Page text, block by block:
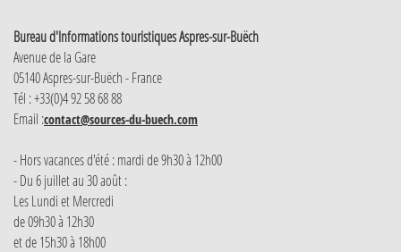
Bureau d'Informations touristiques Aspres-sur-Buëch
Avenue de la Gare
05140 Aspres-sur-Buëch - France
Tél : +33(0)4 92 58 68 88
Email :contact@sources-du-buech.com
- Hors vacances d'été : mardi de 9h30 à 12h00
- Du 6 juillet au 30 août :
Les Lundi et Mercredi
de 09h30 à 12h30
et de 15h30 à 18h00